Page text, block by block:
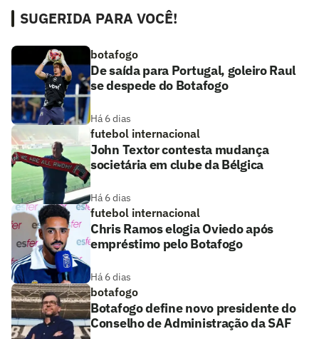
SUGERIDA PARA VOCÊ!
botafogo
De saída para Portugal, goleiro Raul
se despede do Botafogo
Há 6 dias
futebol internacional
John Textor contesta mudança
societária em clube da Bélgica
Há 6 dias
futebol internacional
Chris Ramos elogia Oviedo após
empréstimo pelo Botafogo
Há 6 dias
botafogo
Botafogo define novo presidente do
Conselho de Administração da SAF